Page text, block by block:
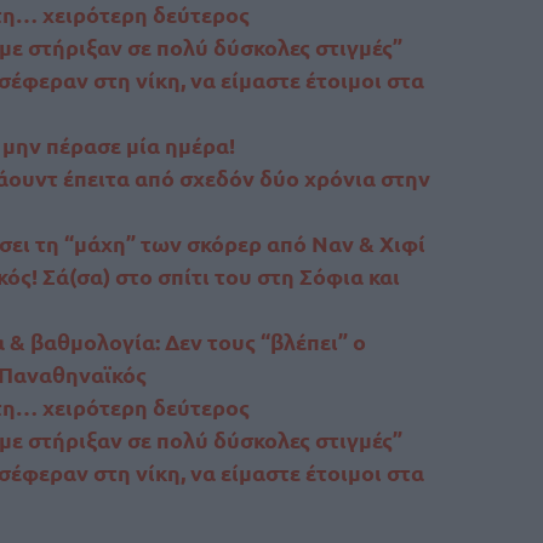
χειρότερη δεύτερος
στήριξαν σε πολύ δύσκολες στιγμές”
στη νίκη, να είμαστε έτοιμοι στα
πέρασε μία ημέρα!
έπειτα από σχεδόν δύο χρόνια στην
τη “μάχη” των σκόρερ από Ναν & Χιφί
Σά(σα) στο σπίτι του στη Σόφια και
βαθμολογία: Δεν τους “βλέπει” ο
χειρότερη δεύτερος
στήριξαν σε πολύ δύσκολες στιγμές”
στη νίκη, να είμαστε έτοιμοι στα